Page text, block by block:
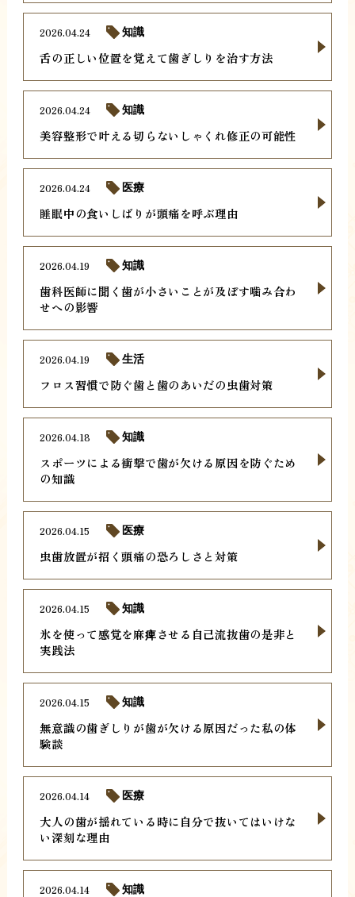
舌の正しい位置を覚えて歯ぎしりを治す方法
2026.04.24 知識
美容整形で叶える切らないしゃくれ修正の可能性
2026.04.24 知識
睡眠中の食いしばりが頭痛を呼ぶ理由
2026.04.24 医療
歯科医師に聞く歯が小さいことが及ぼす噛み合わ
せへの影響
2026.04.19 知識
フロス習慣で防ぐ歯と歯のあいだの虫歯対策
2026.04.19 生活
スポーツによる衝撃で歯が欠ける原因を防ぐため
の知識
2026.04.18 知識
虫歯放置が招く頭痛の恐ろしさと対策
2026.04.15 医療
氷を使って感覚を麻痺させる自己流抜歯の是非と
実践法
2026.04.15 知識
無意識の歯ぎしりが歯が欠ける原因だった私の体
験談
2026.04.15 知識
大人の歯が揺れている時に自分で抜いてはいけな
い深刻な理由
2026.04.14 医療
2026.04.14 知識